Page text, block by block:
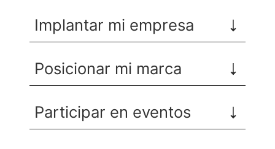
Implantar mi empresa
Posicionar mi marca
Participar en eventos